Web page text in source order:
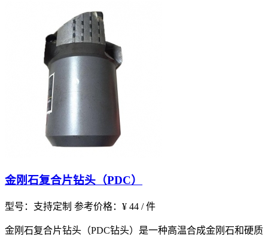
金刚石复合片钻头（PDC）
型号：支持定制 参考价格：¥ 44 / 件
金刚石复合片钻头（PDC钻头）是一种高温合成金刚石和硬质